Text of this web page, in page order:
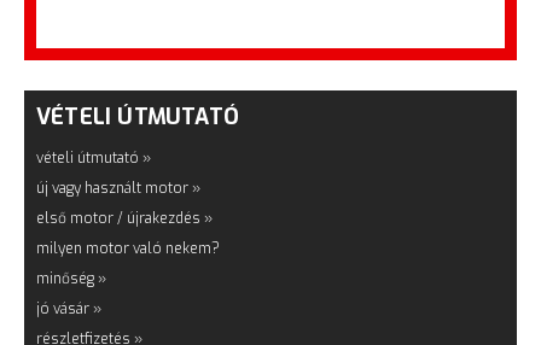
VÉTELI ÚTMUTATÓ
vételi útmutató »
új vagy használt motor »
első motor / újrakezdés »
milyen motor való nekem?
minőség »
jó vásár »
részletfizetés »